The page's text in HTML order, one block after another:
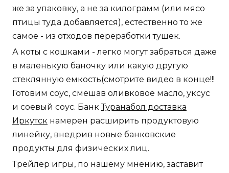
же за упаковку, а не за килограмм (или мясо
птицы туда добавляется), естественно то же
самое - из отходов переработки тушек.
А коты с кошками - легко могут забраться даже
в маленькую баночку или какую другую
стеклянную емкость(смотрите видео в конце!!!
Готовим соус, смешав оливковое масло, уксус
и соевый соус. БанкТуранабол доставка
Иркутск намерен расширить продуктовую
линейку, внедрив новые банковские
продукты для физических лиц.
Трейлер игры, по нашему мнению, заставит